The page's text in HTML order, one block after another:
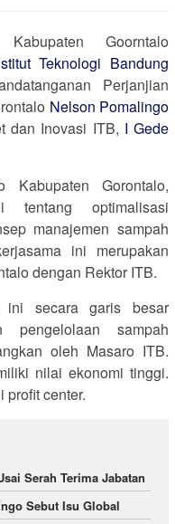
Goorntalo
Teknologi Bandung
Perjanjian
Nelson Pomalingo
dan Inovasi ITB, I Gede
Kabupaten Gorontalo,
tentang optimalisasi
manajemen sampah
ini merupakan
dengan Rektor ITB.
secara garis besar
pengelolaan sampah
oleh Masaro ITB.
nilai ekonomi tinggi.
profit center.
Serah Terima Jabatan
Sebut Isu Global